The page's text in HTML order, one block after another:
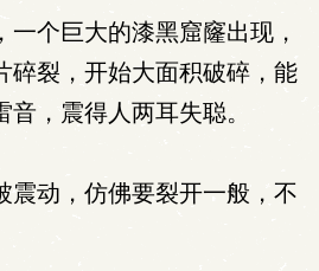
个巨大的漆黑窟窿出现，
碎裂，开始大面积破碎，能
，震得人两耳失聪。
动，仿佛要裂开一般，不